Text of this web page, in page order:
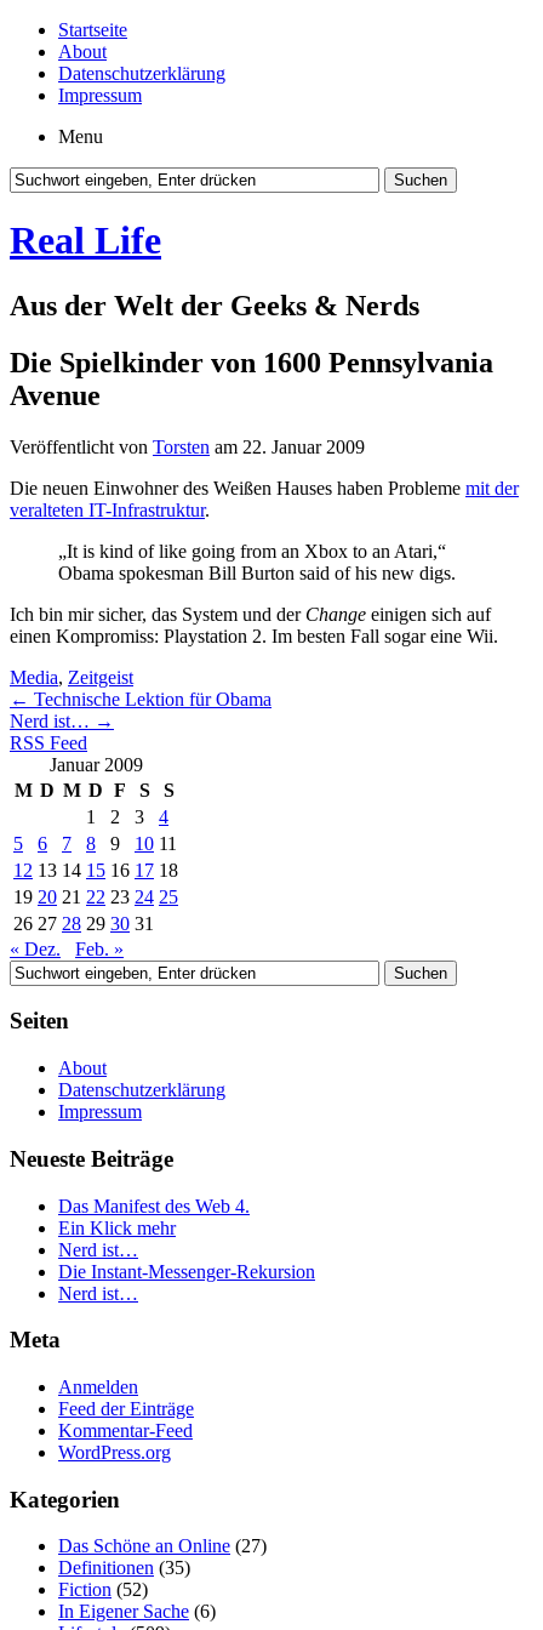
Startseite
About
Datenschutzerklärung
Impressum
Menu
Real Life
Aus der Welt der Geeks & Nerds
Die Spielkinder von 1600 Pennsylvania
Avenue
Veröffentlicht von Torsten am 22. Januar 2009
Die neuen Einwohner des Weißen Hauses haben Probleme mit der
veralteten IT-Infrastruktur.
„It is kind of like going from an Xbox to an Atari,“
Obama spokesman Bill Burton said of his new digs.
Ich bin mir sicher, das System und der Change einigen sich auf
einen Kompromiss: Playstation 2. Im besten Fall sogar eine Wii.
Media, Zeitgeist
← Technische Lektion für Obama
Nerd ist… →
RSS Feed
Januar 2009
M D M D F S
S
1
2 3
4
5
6 7 8 9 10 11
12 13 14 15 16 17 18
19 20 21 22 23 24 25
26 27 28 29 30 31
« Dez.
Feb. »
Seiten
About
Datenschutzerklärung
Impressum
Neueste Beiträge
Das Manifest des Web 4.
Ein Klick mehr
Nerd ist…
Die Instant-Messenger-Rekursion
Nerd ist…
Meta
Anmelden
Feed der Einträge
Kommentar-Feed
WordPress.org
Kategorien
Das Schöne an Online (27)
Definitionen (35)
Fiction (52)
In Eigener Sache (6)